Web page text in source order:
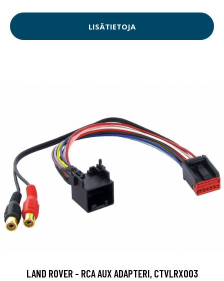
LISÄTIETOJA
LAND ROVER - RCA AUX ADAPTERI, CTVLRX003